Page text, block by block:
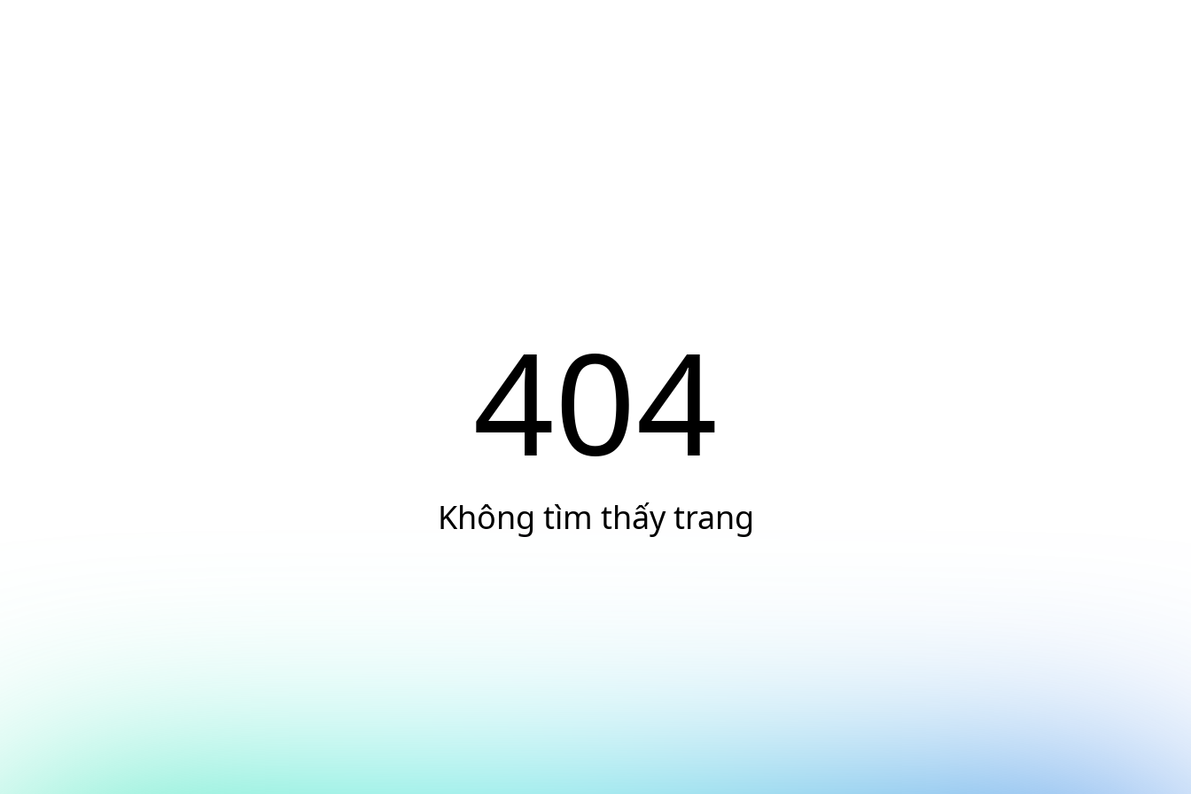
404
Không tìm thấy trang